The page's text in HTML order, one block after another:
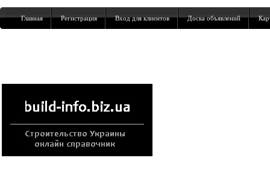
Главная Регистрация Вход для клиентов Доска объявлений